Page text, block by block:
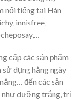
nổi tiếng tại Hàn
innisfree,
cấp các sản phẩm
sử dụng hằng ngày
đến các sản
như dưỡng trắng, trị